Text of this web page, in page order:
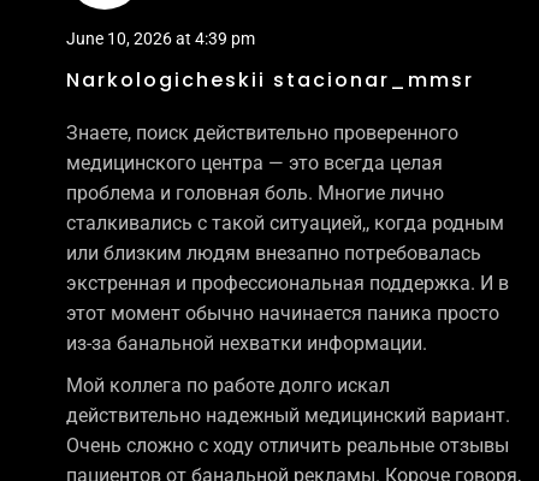
June 10, 2026 at 4:39 pm
Narkologicheskii stacionar_mmsr
Знаете, поиск действительно проверенного
медицинского центра — это всегда целая
проблема и головная боль. Многие лично
сталкивались с такой ситуацией,, когда родным
или близким людям внезапно потребовалась
экстренная и профессиональная поддержка. И в
этот момент обычно начинается паника просто
из-за банальной нехватки информации.
Мой коллега по работе долго искал
действительно надежный медицинский вариант.
Очень сложно с ходу отличить реальные отзывы
пациентов от банальной рекламы. Короче говоря,